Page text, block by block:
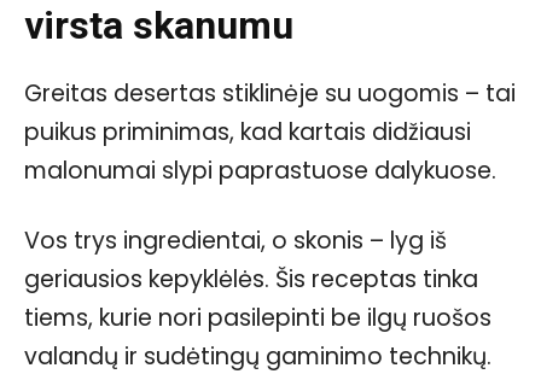
virsta skanumu
Greitas desertas stiklinėje su uogomis – tai
puikus priminimas, kad kartais didžiausi
malonumai slypi paprastuose dalykuose.
Vos trys ingredientai, o skonis – lyg iš
geriausios kepyklėlės. Šis receptas tinka
tiems, kurie nori pasilepinti be ilgų ruošos
valandų ir sudėtingų gaminimo technikų.